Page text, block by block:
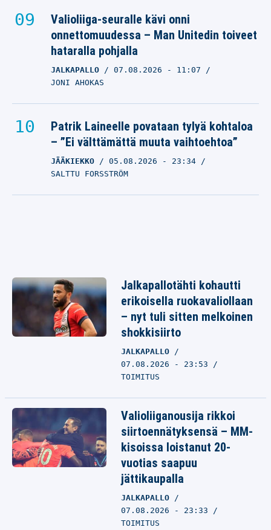
Valioliiga-seuralle kävi onni
onnettomuudessa – Man Unitedin toiveet
hataralla pohjalla
JALKAPALLO 07.08.2026 - 11:07
JONI AHOKAS
Patrik Laineelle povataan tylyä kohtaloa
– ”Ei välttämättä muuta vaihtoehtoa”
JÄÄKIEKKO 05.08.2026 - 23:34
SALTTU FORSSTRÖM
Jalkapallotähti kohautti
erikoisella ruokavaliollaan
– nyt tuli sitten melkoinen
shokkisiirto
JALKAPALLO
07.08.2026 - 23:53
TOIMITUS
Valioliiganousija rikkoi
siirtoennätyksensä – MM-
kisoissa loistanut 20-
vuotias saapuu
jättikaupalla
JALKAPALLO
07.08.2026 - 23:33
TOIMITUS